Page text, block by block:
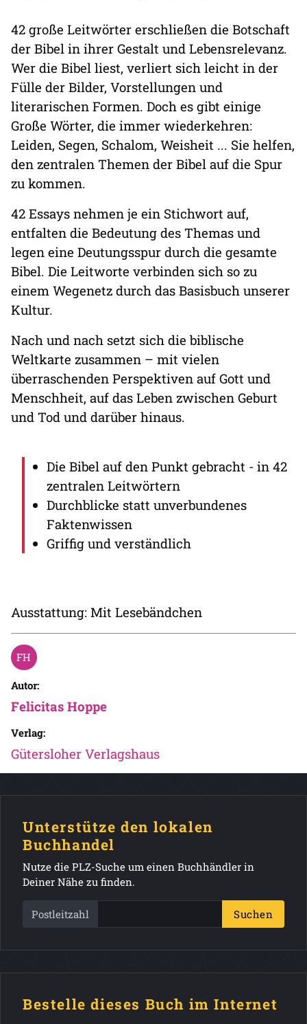
42 große Leitwörter erschließen die Botschaft
der Bibel in ihrer Gestalt und Lebensrelevanz.
Wer die Bibel liest, verliert sich leicht in der
Fülle der Bilder, Vorstellungen und
literarischen Formen. Doch es gibt einige
Große Wörter, die immer wiederkehren:
Leiden, Segen, Schalom, Weisheit ... Sie helfen,
den zentralen Themen der Bibel auf die Spur
zu kommen.
42 Essays nehmen je ein Stichwort auf,
entfalten die Bedeutung des Themas und
legen eine Deutungsspur durch die gesamte
Bibel. Die Leitworte verbinden sich so zu
einem Wegenetz durch das Basisbuch unserer
Kultur.
Nach und nach setzt sich die biblische
Weltkarte zusammen – mit vielen
überraschenden Perspektiven auf Gott und
Menschheit, auf das Leben zwischen Geburt
und Tod und darüber hinaus.
Die Bibel auf den Punkt gebracht - in 42
zentralen Leitwörtern
Durchblicke statt unverbundenes
Faktenwissen
Griffig und verständlich
Ausstattung: Mit Lesebändchen
Autor:
Felicitas Hoppe
Verlag:
Gütersloher Verlagshaus
Unterstütze den lokalen
Buchhandel
Nutze die PLZ-Suche um einen Buchhändler in
Deiner Nähe zu finden.
Postleitzahl Suchen
Bestelle dieses Buch im Internet